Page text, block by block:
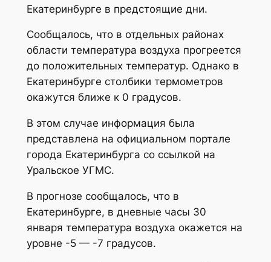
Екатеринбурге в предстоящие дни.
Сообщалось, что в отдельных районах
области температура воздуха прогреется
до положительных температур. Однако в
Екатеринбурге столбики термометров
окажутся ближе к 0 градусов.
В этом случае информация была
представлена на официальном портале
города Екатеринбурга со ссылкой на
Уральское УГМС.
В прогнозе сообщалось, что в
Екатеринбурге, в дневные часы 30
января температура воздуха окажется на
уровне -5 — -7 градусов.